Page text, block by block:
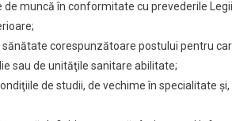
de muncă în conformitate cu prevederile
sănătate corespunzătoare postului pentru
sau de unităţile sanitare abilitate;
de studii, de vechime în specialitate